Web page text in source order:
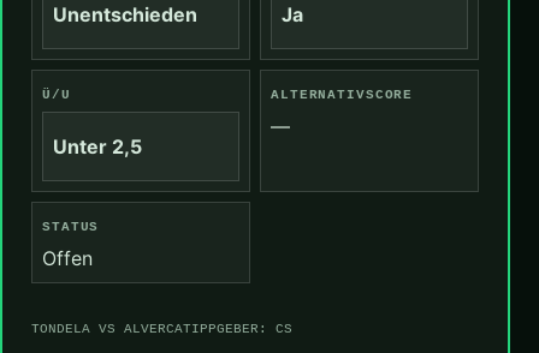
Unentschieden Ja
Ü/U
Unter 2,5
ALTERNATIVSCORE
—
STATUS
Offen
TONDELA VS ALVERCATIPPGEBER: CS